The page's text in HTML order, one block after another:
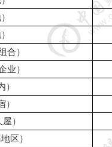
合）
业）
）
）
）
区）